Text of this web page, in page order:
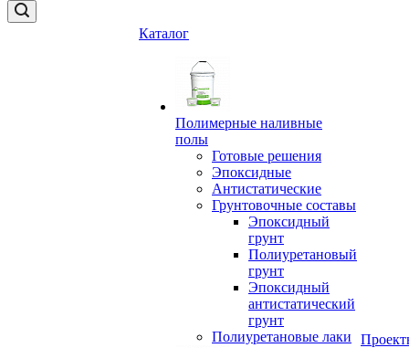
Каталог
Полимерные наливные
полы
Готовые решения
Эпоксидные
Антистатические
Грунтовочные составы
Эпоксидный
грунт
Полиуретановый
грунт
Эпоксидный
антистатический
грунт
Полиуретановые лаки